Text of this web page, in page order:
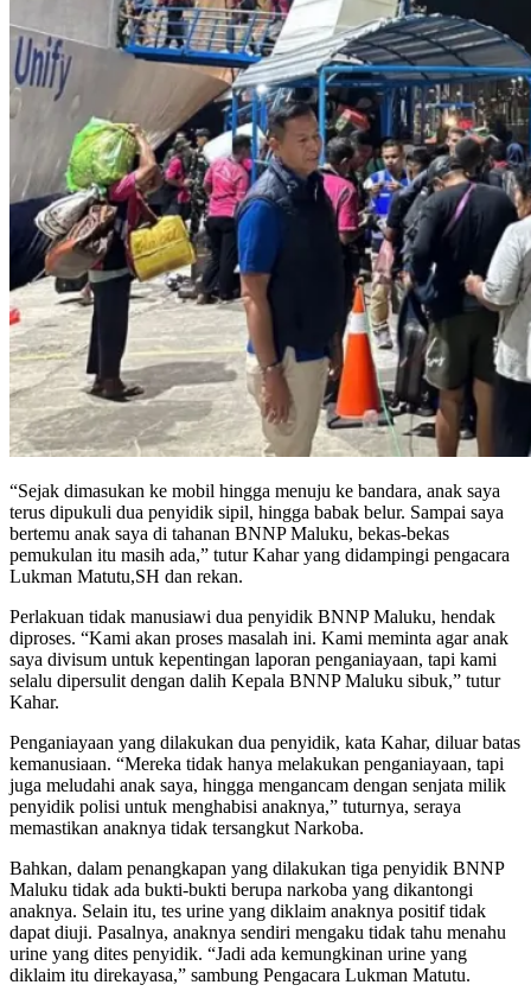
“Sejak dimasukan ke mobil hingga menuju ke bandara, anak saya
terus dipukuli dua penyidik sipil, hingga babak belur. Sampai saya
bertemu anak saya di tahanan BNNP Maluku, bekas-bekas
pemukulan itu masih ada,” tutur Kahar yang didampingi pengacara
Lukman Matutu,SH dan rekan.
Perlakuan tidak manusiawi dua penyidik BNNP Maluku, hendak
diproses. “Kami akan proses masalah ini. Kami meminta agar anak
saya divisum untuk kepentingan laporan penganiayaan, tapi kami
selalu dipersulit dengan dalih Kepala BNNP Maluku sibuk,” tutur
Kahar.
Penganiayaan yang dilakukan dua penyidik, kata Kahar, diluar batas
kemanusiaan. “Mereka tidak hanya melakukan penganiayaan, tapi
juga meludahi anak saya, hingga mengancam dengan senjata milik
penyidik polisi untuk menghabisi anaknya,” tuturnya, seraya
memastikan anaknya tidak tersangkut Narkoba.
Bahkan, dalam penangkapan yang dilakukan tiga penyidik BNNP
Maluku tidak ada bukti-bukti berupa narkoba yang dikantongi
anaknya. Selain itu, tes urine yang diklaim anaknya positif tidak
dapat diuji. Pasalnya, anaknya sendiri mengaku tidak tahu menahu
urine yang dites penyidik. “Jadi ada kemungkinan urine yang
diklaim itu direkayasa,” sambung Pengacara Lukman Matutu.